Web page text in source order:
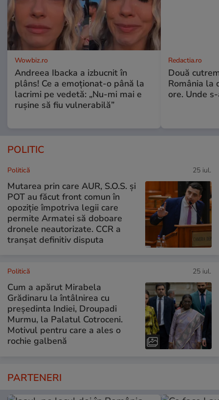
Wowbiz.ro
Andreea Ibacka a izbucnit în
plâns! Ce a emoționat-o până la
lacrimi pe vedetă: „Nu-mi mai e
rușine să fiu vulnerabilă”
Redactia.ro
Două
România la
ore. Unde
POLITIC
Politică 25 iul.
Mutarea prin care AUR, S.O.S. și
POT au făcut front comun în
opoziție împotriva legii care
permite Armatei să doboare
dronele neautorizate. CCR a
tranșat definitiv disputa
Politică 25 iul.
Cum a apărut Mirabela
Grădinaru la întâlnirea cu
președinta Indiei, Droupadi
Murmu, la Palatul Cotroceni.
Motivul pentru care a ales o
rochie galbenă
PARTENERI